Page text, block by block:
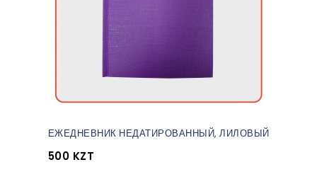
ЕЖЕДНЕВНИК НЕДАТИРОВАННЫЙ, ЛИЛОВЫЙ
500 KZT